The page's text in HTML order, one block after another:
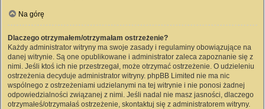
Na górę
Dlaczego otrzymałem/otrzymałam ostrzeżenie?
Każdy administrator witryny ma swoje zasady i regulaminy obowiązujące na
danej witrynie. Są one opublikowane i administrator zaleca zapoznanie się z
nimi. Jeśli ktoś ich nie przestrzegał, może otrzymać ostrzeżenie. O udzieleniu
ostrzeżenia decyduje administrator witryny. phpBB Limited nie ma nic
wspólnego z ostrzeżeniami udzielanymi na tej witrynie i nie ponosi żadnej
odpowiedzialności związanej z nimi. Jeśli nadal nie masz jasności, dlaczego
otrzymałeś/otrzymałaś ostrzeżenie, skontaktuj się z administratorem witryny.